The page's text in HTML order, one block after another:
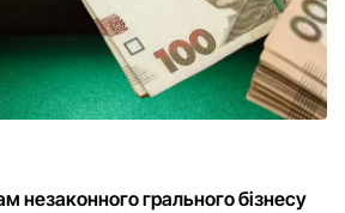
незаконного грального бізнесу